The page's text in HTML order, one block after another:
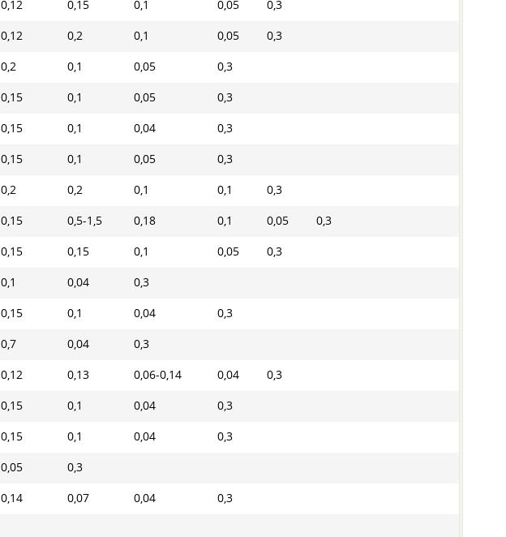
0,12 0,15 0,1 0,05 0,3
0,12 0,2 0,1 0,05 0,3
0,2 0,1 0,05 0,3
0,15 0,1 0,05 0,3
0,15 0,1 0,04 0,3
0,15 0,1 0,05 0,3
0,2 0,2 0,1 0,1 0,3
0,15 0,5-1,5 0,18 0,1 0,05 0,3
0,15 0,15 0,1 0,05 0,3
0,1 0,04 0,3
0,15 0,1 0,04 0,3
0,7 0,04 0,3
0,12 0,13 0,06-0,14 0,04 0,3
0,15 0,1 0,04 0,3
0,15 0,1 0,04 0,3
0,05 0,3
0,14 0,07 0,04 0,3